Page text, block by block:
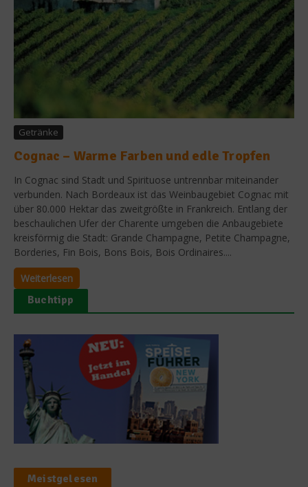
Getränke
Cognac – Warme Farben und edle Tropfen
In Cognac sind Stadt und Spirituose untrennbar miteinander
verbunden. Nach Bordeaux ist das Weinbaugebiet Cognac mit
über 80.000 Hektar das zweitgrößte in Frankreich. Entlang der
beschaulichen Ufer der Charente umgeben die Anbaugebiete
kreisförmig die Stadt: Grande Champagne, Petite Champagne,
Borderies, Fin Bois, Bons Bois, Bois Ordinaires....
Weiterlesen
Buchtipp
Meistgelesen